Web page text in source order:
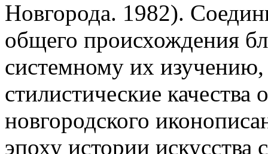
Новгорода. 1982).
общего происхождения
системному их
стилистические
новгородского
эпоху истории искусства